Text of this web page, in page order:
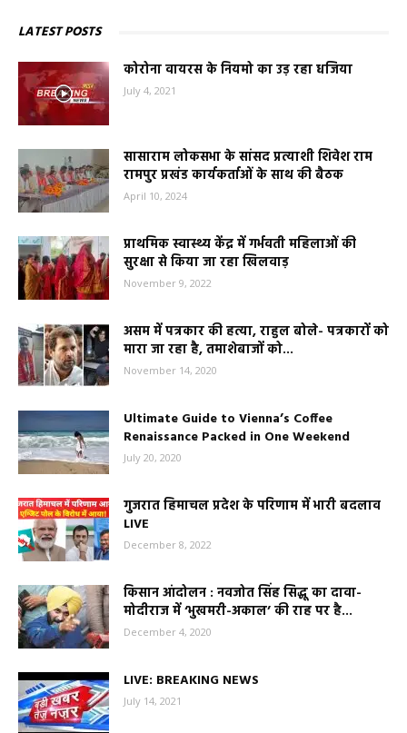
LATEST POSTS
कोरोना वायरस के नियमो का उड़ रहा धजिया
July 4, 2021
सासाराम लोकसभा के सांसद प्रत्याशी शिवेश राम
रामपुर प्रखंड कार्यकर्ताओं के साथ की बैठक
April 10, 2024
प्राथमिक स्वास्थ्य केंद्र में गर्भवती महिलाओं की
सुरक्षा से किया जा रहा खिलवाड़
November 9, 2022
असम में पत्रकार की हत्या, राहुल बोले- पत्रकारों को
मारा जा रहा है, तमाशेबाजों को...
November 14, 2020
Ultimate Guide to Vienna’s Coffee
Renaissance Packed in One Weekend
July 20, 2020
गुजरात हिमाचल प्रदेश के परिणाम में भारी बदलाव
LIVE
December 8, 2022
किसान आंदोलन : नवजोत सिंह सिद्धू का दावा-
मोदीराज में ‘भुखमरी-अकाल’ की राह पर है...
December 4, 2020
LIVE: BREAKING NEWS
July 14, 2021